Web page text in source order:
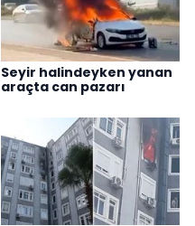
Seyir halindeyken yanan
araçta can pazarı